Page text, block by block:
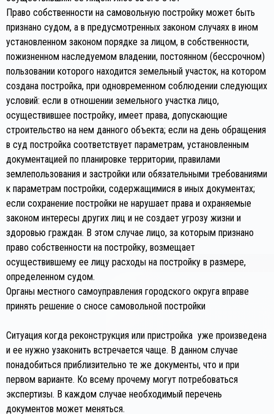
Право собственности на самовольную постройку может быть
признано судом, а в предусмотренных законом случаях в ином
установленном законом порядке за лицом, в собственности,
пожизненном наследуемом владении, постоянном (бессрочном)
пользовании которого находится земельный участок, на котором
создана постройка, при одновременном соблюдении следующих
условий: если в отношении земельного участка лицо,
осуществившее постройку, имеет права, допускающие
строительство на нем данного объекта; если на день обращения
в суд постройка соответствует параметрам, установленным
документацией по планировке территории, правилами
землепользования и застройки или обязательными требованиями
к параметрам постройки, содержащимися в иных документах;
если сохранение постройки не нарушает права и охраняемые
законом интересы других лиц и не создает угрозу жизни и
здоровью граждан. В этом случае лицо, за которым признано
право собственности на постройку, возмещает
осуществившему ее лицу расходы на постройку в размере,
определенном судом.
Органы местного самоуправления городского округа вправе
принять решение о сносе самовольной постройки
Ситуация когда реконструкция или пристройка уже произведена
и ее нужно узаконить встречается чаще. В данном случае
понадобиться приблизительно те же документы, что и при
первом варианте. Ко всему прочему могут потребоваться
экспертизы. В каждом случае необходимый перечень
документов может меняться.